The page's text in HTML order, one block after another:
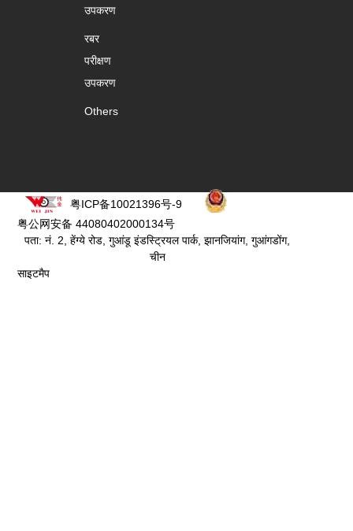
उपकरण
रबर
परीक्षण
उपकरण
Others
粤ICP备10021396号-9
粤公网安备 44080402000134号
पता: नं. 2, हेंग्ये रोड, गुआंडू इंडस्ट्रियल पार्क, झानजियांग, गुआंगडोंग,
चीन
साइटमैप